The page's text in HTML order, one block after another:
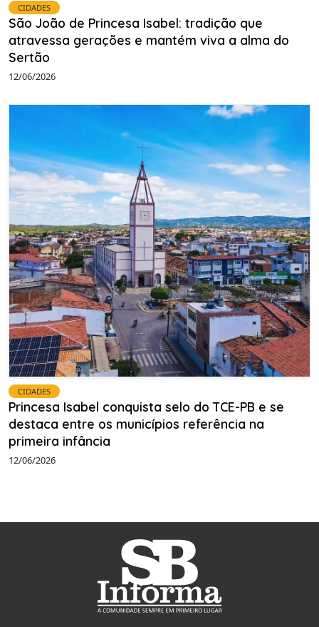
CIDADES
São João de Princesa Isabel: tradição que
atravessa gerações e mantém viva a alma do
Sertão
12/06/2026
CIDADES
Princesa Isabel conquista selo do TCE-PB e se
destaca entre os municípios referência na
primeira infância
12/06/2026